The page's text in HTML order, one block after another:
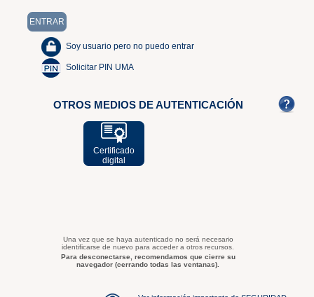
Soy usuario pero no puedo entrar
Solicitar PIN UMA
OTROS MEDIOS DE AUTENTICACIÓN
Certificado
digital
Una vez que se haya autenticado no será necesario
identificarse de nuevo para acceder a otros recursos.
Para desconectarse, recomendamos que cierre su
navegador (cerrando todas las ventanas).